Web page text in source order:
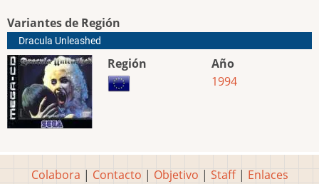
Variantes de Región
Dracula Unleashed
Región
Año
1994
Colabora | Contacto | Objetivo | Staff| Enlaces